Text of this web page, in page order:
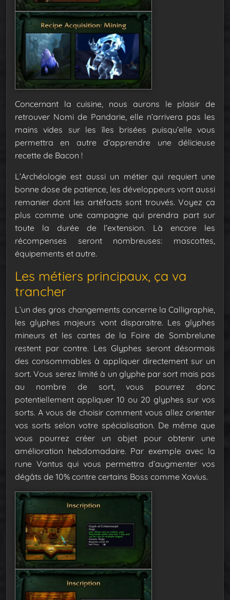
Concernant la cuisine, nous aurons le plaisir de
retrouver Nomi de Pandarie, elle n’arrivera pas les
mains vides sur les îles brisées puisqu’elle vous
permettra en autre d’apprendre une délicieuse
recette de Bacon !
L’Archéologie est aussi un métier qui requiert une
bonne dose de patience, les développeurs vont aussi
remanier dont les artéfacts sont trouvés. Voyez ça
plus comme une campagne qui prendra part sur
toute la durée de l’extension. Là encore les
récompenses seront nombreuses: mascottes,
équipements et autre.
Les métiers principaux, ça va
trancher
L’un des gros changements concerne la Calligraphie,
les glyphes majeurs vont disparaitre. Les glyphes
mineurs et les cartes de la Foire de Sombrelune
restent par contre. Les Glyphes seront désormais
des consommables à appliquer directement sur un
sort. Vous serez limité à un glyphe par sort mais pas
au nombre de sort, vous pourrez donc
potentiellement appliquer 10 ou 20 glyphes sur vos
sorts. A vous de choisir comment vous allez orienter
vos sorts selon votre spécialisation. De même que
vous pourrez créer un objet pour obtenir une
amélioration hebdomadaire. Par exemple avec la
rune Vantus qui vous permettra d’augmenter vos
dégâts de 10% contre certains Boss comme Xavius.